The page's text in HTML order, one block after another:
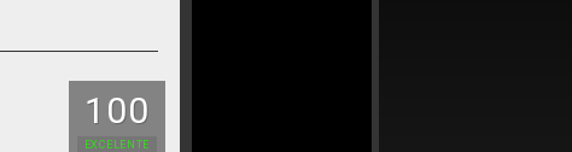
100
EXCELENTE